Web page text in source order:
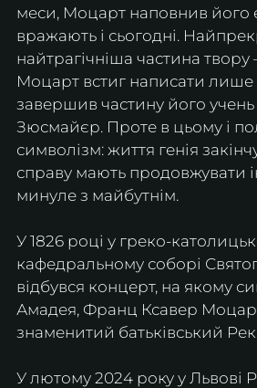
меси, Моцарт наповнив його
вражають і сьогодні.
найтрагічніша частина твору
Моцарт встиг написати лише
завершив частину його
Зюсмайєр. Проте в цьому і
символізм: життя генія
справу мають продовжувати
минуле з майбутнім.
У 1826 році у греко-
кафедральному соборі
відбувся концерт, на якому
Амадея, Франц Ксавер
знаменитий батьківський
У лютому 2024 року у Львові